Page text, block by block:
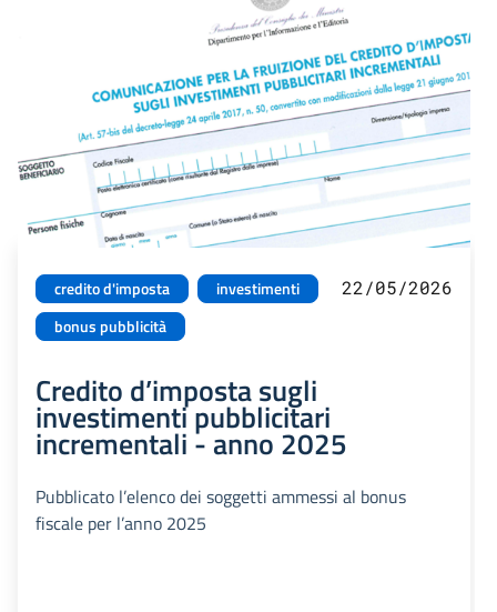
credito d'imposta
investimenti
bonus pubblicità
22/05/2026
Credito d’imposta sugli
investimenti pubblicitari
incrementali - anno 2025
Pubblicato l’elenco dei soggetti ammessi al bonus
fiscale per l’anno 2025